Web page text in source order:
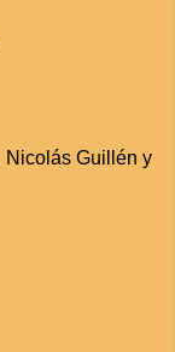
Nicolás Guillén y